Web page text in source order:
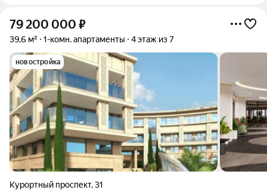
79 200 000 ₽
39,6 м² 1-комн. апартаменты 4 этаж из 7
новостройка
Курортный проспект,31